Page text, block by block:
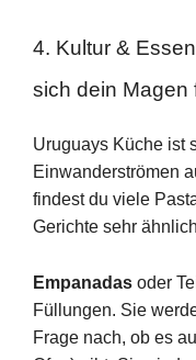
4. Kultur &
sich dein Magen
Uruguays Küche ist
Einwanderströmen
findest du viele
Gerichte sehr
Empanadas oder
Füllungen. Sie
Frage nach, ob es